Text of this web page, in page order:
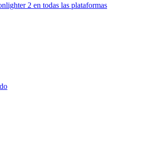
2 en todas las plataformas